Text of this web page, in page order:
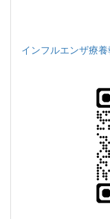
インフルエンザ療